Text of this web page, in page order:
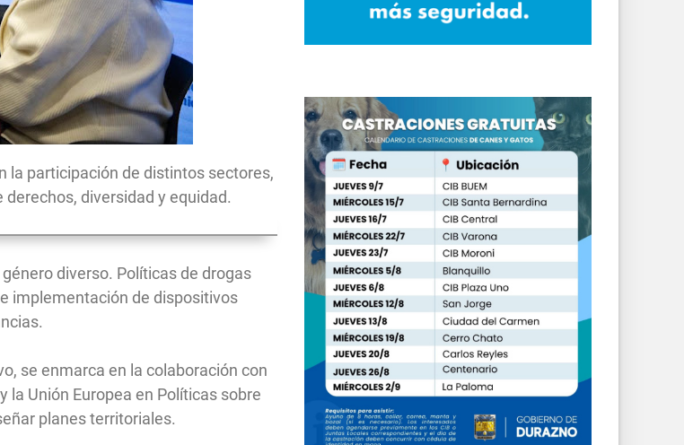
la participación de distintos sectores,
diversidad y equidad.
diverso. Políticas de drogas
implementación de dispositivos
se enmarca en la colaboración con
la Unión Europea en Políticas sobre
planes territoriales.